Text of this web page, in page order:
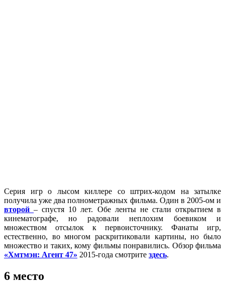
Серия игр о лысом киллере со штрих-кодом на затылке
получила уже два полнометражных фильма. Один в 2005-ом и
второй – спустя 10 лет. Обе ленты не стали открытием в
кинематографе, но радовали неплохим боевиком и
множеством отсылок к первоисточнику. Фанаты игр,
естественно, во многом раскритиковали картины, но было
множество и таких, кому фильмы понравились. Обзор фильма
«Хмтмэн: Агент 47» 2015-года смотрите здесь.
6 место